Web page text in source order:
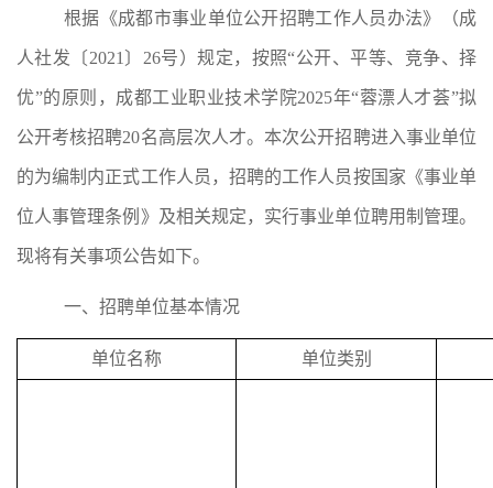
根据《成都市事业单位公开招聘工作人员办法》 （成
人社发〔 2021 〕 26号）规定，按照“公开、平等、竞争、择
优”的原则， 成都工业职业技术学院2025年“蓉漂人才荟”拟
公开考核招聘20名高层次人才。本次公开招聘进入事业单位
的为编制内正式工作人员， 招聘的工作人员按国家《事业单
位人事管理条例》及相关规定，实行事业单位聘用制管理。
现将有关事项公告如下。
一、招聘单位基本情况
单位名称 单位类别